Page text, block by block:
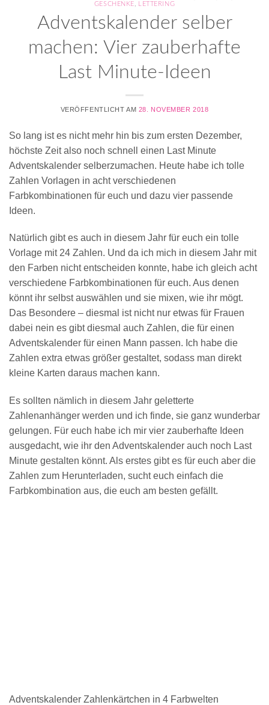
GESCHENKE
LETTERING
Adventskalender selber
machen: Vier zauberhafte
Last Minute-Ideen
VERÖFFENTLICHT AM 28. NOVEMBER 2018
So lang ist es nicht mehr hin bis zum ersten Dezember,
höchste Zeit also noch schnell einen Last Minute
Adventskalender selberzumachen. Heute habe ich tolle
Zahlen Vorlagen in acht verschiedenen
Farbkombinationen für euch und dazu vier passende
Ideen.
Natürlich gibt es auch in diesem Jahr für euch ein tolle
Vorlage mit 24 Zahlen. Und da ich mich in diesem Jahr mit
den Farben nicht entscheiden konnte, habe ich gleich acht
verschiedene Farbkombinationen für euch. Aus denen
könnt ihr selbst auswählen und sie mixen, wie ihr mögt.
Das Besondere – diesmal ist nicht nur etwas für Frauen
dabei nein es gibt diesmal auch Zahlen, die für einen
Adventskalender für einen Mann passen. Ich habe die
Zahlen extra etwas größer gestaltet, sodass man direkt
kleine Karten daraus machen kann.
Es sollten nämlich in diesem Jahr geletterte
Zahlenanhänger werden und ich finde, sie ganz wunderbar
gelungen. Für euch habe ich mir vier zauberhafte Ideen
ausgedacht, wie ihr den Adventskalender auch noch Last
Minute gestalten könnt. Als erstes gibt es für euch aber die
Zahlen zum Herunterladen, sucht euch einfach die
Farbkombination aus, die euch am besten gefällt.
Adventskalender Zahlenkärtchen in 4 Farbwelten